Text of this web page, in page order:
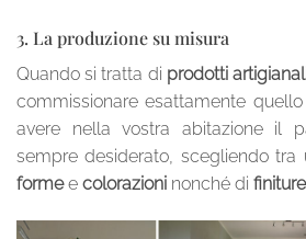
3. La produzione su misura
Quando si tratta di prodotti
commissionare esattamente
avere nella vostra abitazione il
sempre desiderato, scegliendo
formee colorazioni nonché di finiture